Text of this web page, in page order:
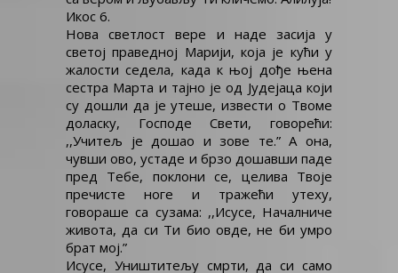
Икос 6.
Нова светлост вере и наде засија у
светој праведној Марији, која је кући у
жалости седела, када к њој дође њена
сестра Марта и тајно је од Јудејаца који
су дошли да је утеше, извести о Твоме
доласку, Господе Свети, говорећи:
,,Учитељ је дошао и зове те.” А она,
чувши ово, устаде и брзо дошавши паде
пред Тебе, поклони се, целива Твоје
пречисте ноге и тражећи утеху,
говораше са сузама: ,,Исусе, Началниче
живота, да си Ти био овде, не би умро
брат мој.”
Исусе, Уништитељу смрти, да си само